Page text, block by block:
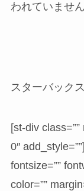
われていません
スターバック
[st-div
0″
fontsize=””
color=””